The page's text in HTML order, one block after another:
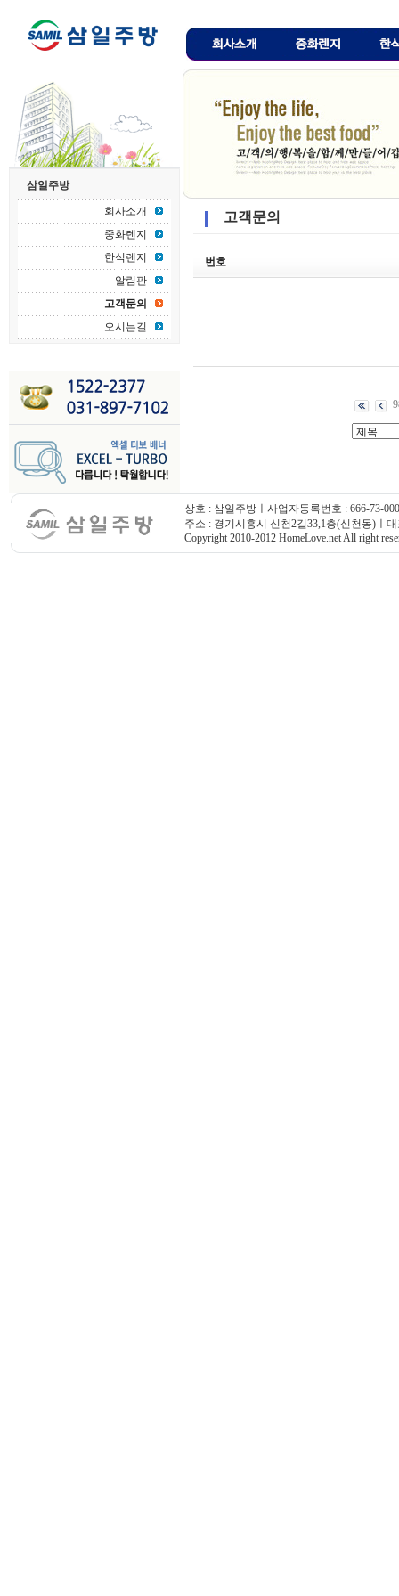
삼일주방
회사소개
중화렌지
한식렌지
알림판
고객문의
오시는길
고객문의
번호
상호 : 삼일주방ㅣ사업자등록번호 : 666-73-
주소 : 경기시흥시 신천2길33,1층(신천동)ㅣ대
Copyright 2010-2012 HomeLove.net All right